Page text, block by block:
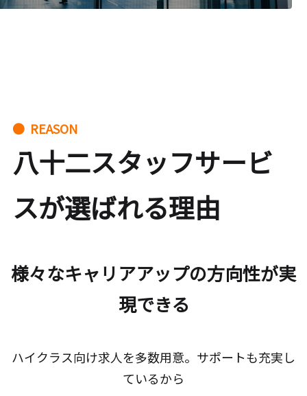
● REASON
八十二スタッフサービ
スが選ばれる理由
様々なキャリアアップの方向性が実
現できる
ハイクラス向け求人を多数用意。サポートも充実し
ているから